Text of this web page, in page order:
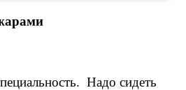
Надо сидеть